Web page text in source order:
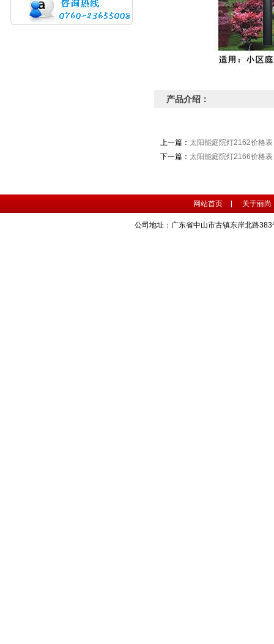
产品介绍：
上一篇： 太阳能庭院灯2162价格表
下一篇： 太阳能庭院灯2166价格表
网站首页 关于丽尚
公司地址：广东省中山市古镇东岸北路